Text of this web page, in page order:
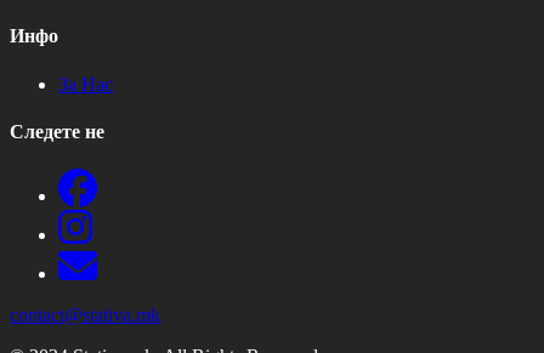
Инфо
За Нас
Следете не
contact@stativa.mk